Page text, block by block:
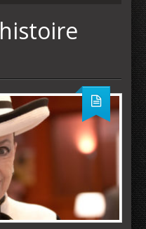
histoire